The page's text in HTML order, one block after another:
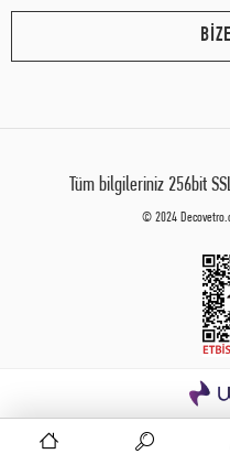
Tüm bilgileriniz 256bit
© 2024